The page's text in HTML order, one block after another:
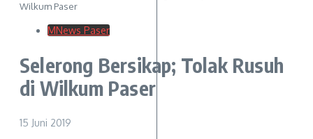
Wilkum Paser
MNews Paser
Selerong Bersikap; Tolak Rusuh
di Wilkum Paser
15 Juni 2019